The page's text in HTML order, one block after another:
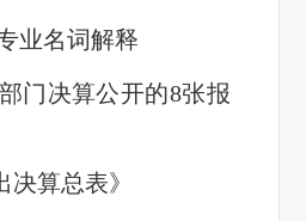
业名词解释
门决算公开的8张报
决算总表》